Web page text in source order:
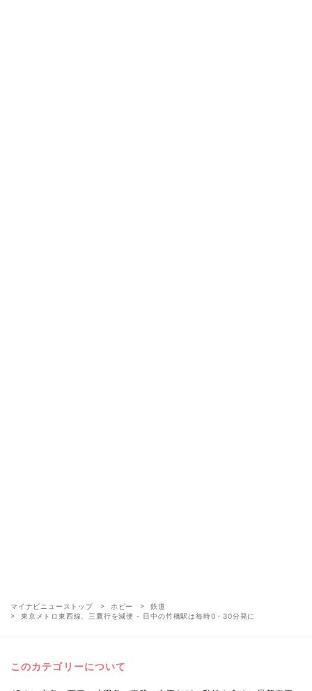
マイナビニューストップ ホビー
鉄道
東京メトロ東西線、三鷹行を減便 - 日中の竹橋駅は毎時0・30分発に
このカテゴリーについて